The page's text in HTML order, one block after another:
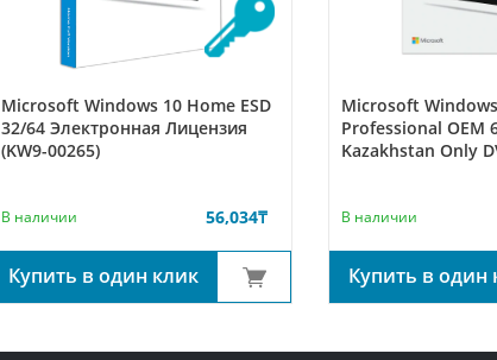
Microsoft Windows 10 Home ESD
32/64 Электронная Лицензия
(KW9-00265)
В наличии 56,034₸
Купить в один клик
Microsoft
Professional ОЕМ
Kazakhstan Only
В наличии
Купить в один